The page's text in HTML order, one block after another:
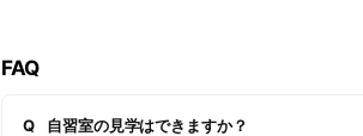
FAQ
Q
自習室の見学はできますか？